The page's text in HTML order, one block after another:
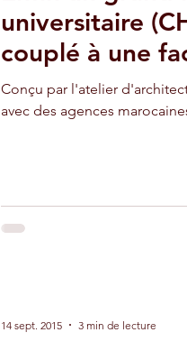
universitaire
couplé à une
Conçu par l'atelier
avec des agences
14 sept. 2015 3 min de lecture